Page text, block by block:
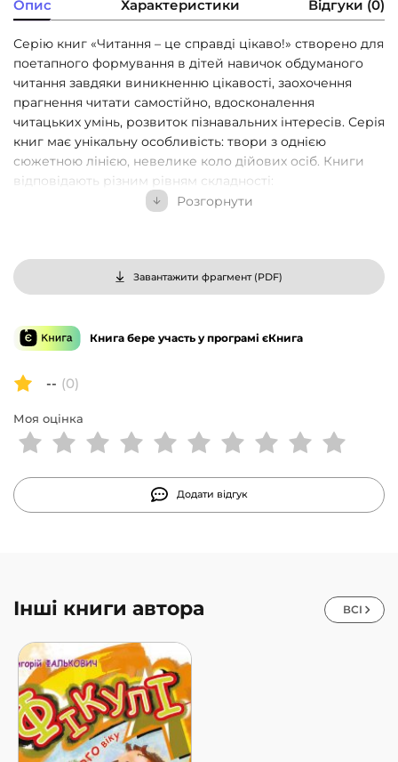
Опис Характеристики Відгуки (0)
Серію книг «Читання – це справді цікаво!» створено для
поетапного формування в дітей навичок обдуманого
читання завдяки виникненню цікавості, заохочення
прагнення читати самостійно, вдосконалення
читацьких умінь, розвиток пізнавальних інтересів. Серія
книг має унікальну особливість: твори з однією
сюжетною лінією, невелике коло дійових осіб. Книги
відповідають різним рівням складності:
1 рівень – «Починаю читати» (30-100 слів) –
2 рівень – «Читаю з допомогою» (50-250 слів) –
ускладнення синтаксичних конструкцій.
3 рівень – «Читаю самостійно» (250-750 слів) –
нова лексика, образні вислови.
4 рівень – «Читаю залюбки» (700-1500 слів) –
різноманітні за жанром і тематикою твори для
Приємного читання Вам і Вашим дітям!
Розгорнути
Завантажити фрагмент (PDF)
Книга бере участь у програмі єКнига
-- (0)
Моя оцінка
Додати відгук
Інші книги автора ВСІ